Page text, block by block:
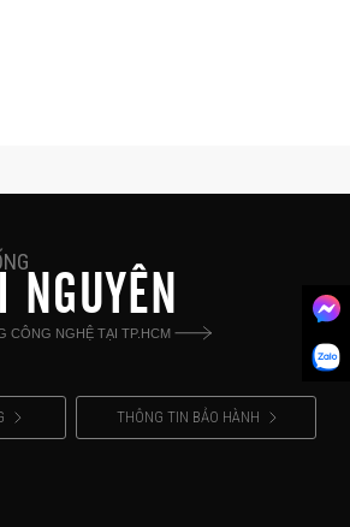
NGUYÊN
CÔNG NGHỆ TẠI TP.HCM
THÔNG TIN BẢO HÀNH